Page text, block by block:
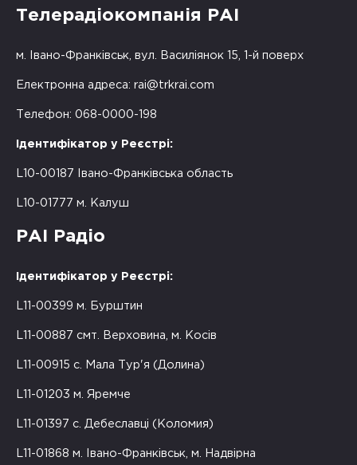
Телерадіокомпанія РАІ
м. Івано-Франківськ, вул. Василіянок 15, 1-й поверх
Електронна адреса: rai@trkrai.com
Телефон: 068-0000-198
Ідентифікатор у Реєстрі:
L10-00187 Івано-Франківська область
L10-01777 м. Калуш
РАІ Радіо
Ідентифікатор у Реєстрі:
L11-00399 м. Бурштин
L11-00887 смт. Верховина, м. Косів
L11-00915 с. Мала Тур'я (Долина)
L11-01203 м. Яремче
L11-01397 с. Дебеславці (Коломия)
L11-01868 м. Івано-Франківськ, м. Надвірна